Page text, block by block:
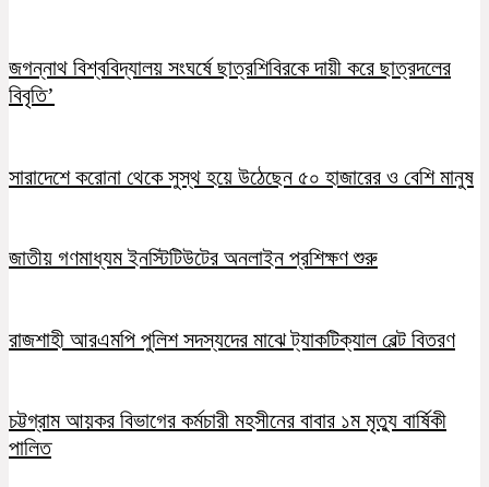
জগন্নাথ বিশ্ববিদ্যালয় সংঘর্ষে ছাত্রশিবিরকে দায়ী করে ছাত্রদলের
বিবৃতি’
সারাদেশে করোনা থেকে সুস্থ হয়ে উঠেছেন ৫০ হাজারের ও বেশি মানুষ
জাতীয় গণমাধ্যম ইনস্টিটিউটের অনলাইন প্রশিক্ষণ শুরু
রাজশাহী আরএমপি পুলিশ সদস্যদের মাঝে ট্যাকটিক্যাল বেল্ট বিতরণ
চট্টগ্রাম আয়কর বিভাগের কর্মচারী মহসীনের বাবার ১ম মৃত্যু বার্ষিকী
পালিত